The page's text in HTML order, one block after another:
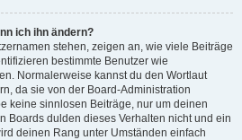
ich ihn ändern?
stehen, zeigen an, wie viele Beiträge
bestimmte Benutzer wie
Normalerweise kannst du den Wortlaut
da sie von der Board-Administration
keine sinnlosen Beiträge, nur um deinen
Boards dulden dieses Verhalten nicht und ein
deinen Rang unter Umständen einfach